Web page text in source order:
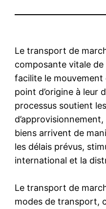
Le transport de
composante vitale de
facilite le
point d’origine à leur
processus soutient
biens arrivent de
les délais prévus,
international et la
Le transport de
modes de transport,